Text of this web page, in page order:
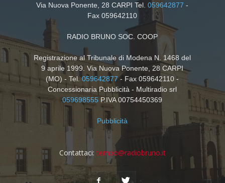
Via Nuova Ponente, 28 CARPI Tel.059642877 -
Fax 059642110
RADIO BRUNO SOC. COOP
Registrazione al Tribunale di Modena N. 1468 del
9 aprile 1999. Via Nuova Ponente, 28 CARPI
(MO) - Tel.059642877- Fax 059642110 -
Concessionaria Pubblicità - Multiradio srl
059698555 P.IVA 00754450369
Pubblicità
Contattaci: tempo@radiobruno.it